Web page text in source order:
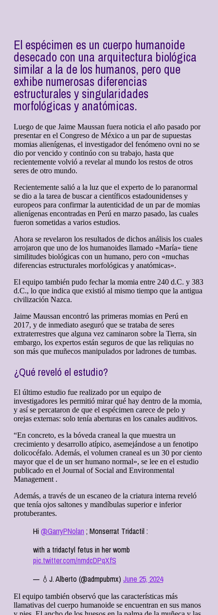
El espécimen es un cuerpo humanoide
desecado con una arquitectura biológica
similar a la de los humanos, pero que
exhibe numerosas diferencias
estructurales y singularidades
morfológicas y anatómicas.
Luego de que Jaime Maussan fuera noticia el año pasado por
presentar en el Congreso de México a un par de supuestas
momias alienígenas, el investigador del fenómeno ovni no se
dio por vencido y continúo con su trabajo, hasta que
recientemente volvió a revelar al mundo los restos de otros
seres de otro mundo.
Recientemente salió a la luz que el experto de lo paranormal
se dio a la tarea de buscar a científicos estadounidenses y
europeos para confirmar la autenticidad de un par de momias
alienígenas encontradas en Perú en marzo pasado, las cuales
fueron sometidas a varios estudios.
Ahora se revelaron los resultados de dichos análisis los cuales
arrojaron que uno de los humanoides llamado «María» tiene
similitudes biológicas con un humano, pero con «muchas
diferencias estructurales morfológicas y anatómicas».
El equipo también pudo fechar la momia entre 240 d.C. y 383
d.C., lo que indica que existió al mismo tiempo que la antigua
civilización Nazca.
Jaime Maussan encontró las primeras momias en Perú en
2017, y de inmediato aseguró que se trataba de seres
extraterrestres que alguna vez caminaron sobre la Tierra, sin
embargo, los expertos están seguros de que las reliquias no
son más que muñecos manipulados por ladrones de tumbas.
¿Qué reveló el estudio?
El último estudio fue realizado por un equipo de
investigadores les permitió mirar qué hay dentro de la momia,
y así se percataron de que el espécimen carece de pelo y
orejas externas: solo tenía aberturas en los canales auditivos.
“En concreto, es la bóveda craneal la que muestra un
crecimiento y desarrollo atípico, asemejándose a un fenotipo
dolicocéfalo. Además, el volumen craneal es un 30 por ciento
mayor que el de un ser humano normal», se lee en el estudio
publicado en el Journal of Social and Environmental
Management .
Además, a través de un escaneo de la criatura interna reveló
que tenía ojos saltones y mandíbulas superior e inferior
protuberantes.
Hi @GarryPNolan ; Monserrat Tridactil :
with a tridactyl fetus in her womb
pic.twitter.com/nmdcDPqXfS
— 💧J. Alberto (@admpubmx) June 25, 2024
El equipo también observó que las características más
llamativas del cuerpo humanoide se encuentran en sus manos